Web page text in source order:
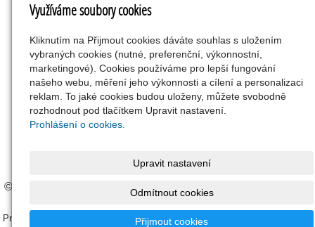
Snoezelen
Cvičné kuchyně
Výtvarný ateliér
Keramická dílna
Dílny
Venkovní prostory školy
© 2023 | ELISA Computer s.r.o. Nastavení cookies
Prohlašujeme, že v rámci návštěvy tohoto webu nedochází z naší strany ke
Využíváme soubory cookies
Kliknutím na Přijmout cookies dáváte souhlas s uložením
vybraných cookies (nutné, preferenční, výkonnostní,
marketingové). Cookies používáme pro lepší fungování
našeho webu, měření jeho výkonnosti a cílení a personalizaci
reklam. To jaké cookies budou uloženy, můžete svobodně
rozhodnout pod tlačítkem Upravit nastavení.
Prohlášení o cookies.
Upravit nastavení
Odmítnout cookies
Přijmout cookies